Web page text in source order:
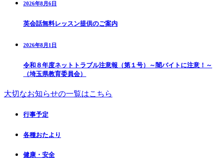
2026年8月6日
英会話無料レッスン提供のご案内
2026年8月1日
令和８年度ネットトラブル注意報（第１号）～闇バイトに注意！～
（埼玉県教育委員会）
大切なお知らせの一覧はこちら
行事予定
各種おたより
健康・安全